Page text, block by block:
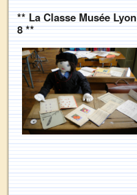
** La Classe Musée Lyon
8 **